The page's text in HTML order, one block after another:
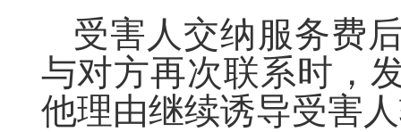
受害人交纳服务费
与对方再次联系时，
他理由继续诱导受害